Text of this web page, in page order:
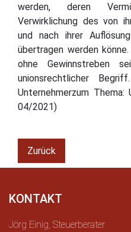
werden, deren
Verwirklichung des von
und nach ihrer
übertragen werden
ohne Gewinnstreben
unionsrechtlicher
Unternehmerzum Thema:
04/2021)
Zurück
KONTAKT
Jörg Einig, Steuerberater